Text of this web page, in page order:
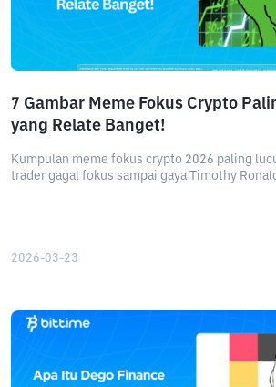
7 Gambar Meme Fokus Crypto
yang Relate Banget!
Kumpulan meme fokus crypto 2026 paling
trader gagal fokus sampai gaya Timothy
2026-03-23